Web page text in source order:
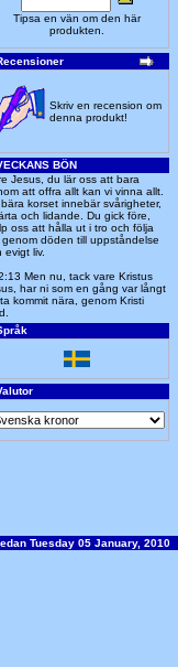
Tipsa en vän om den här
produkten.
Skriv en recension om
denna produkt!
BÖN
Jesus, du lär oss att bara
att offra allt kan vi vinna allt.
korset innebär svårigheter,
och lidande. Du gick före,
oss att hålla ut i tro och följa
genom döden till uppståndelse
evigt liv.
Men nu, tack vare Kristus
har ni som en gång var långt
kommit nära, genom Kristi
Tuesday 05 January, 2010